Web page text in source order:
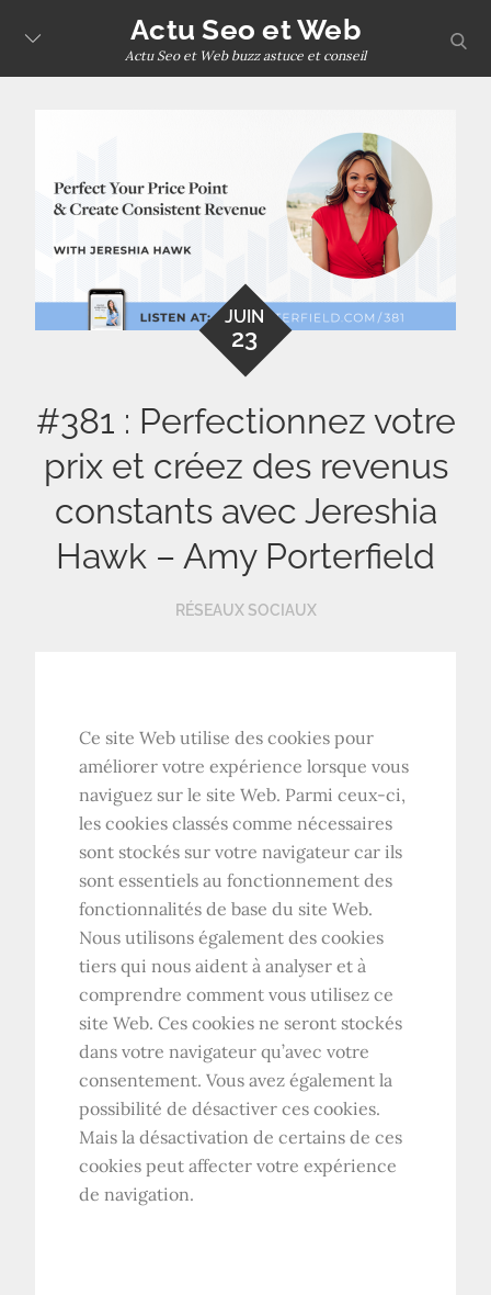
content
Actu Seo et Web
Actu Seo et Web buzz astuce et conseil
JUIN
23
#381 : Perfectionnez votre
prix et créez des revenus
constants avec Jereshia
Hawk – Amy Porterfield
RÉSEAUX SOCIAUX
Ce site Web utilise des cookies pour
améliorer votre expérience lorsque vous
naviguez sur le site Web. Parmi ceux-ci,
les cookies classés comme nécessaires
sont stockés sur votre navigateur car ils
sont essentiels au fonctionnement des
fonctionnalités de base du site Web.
Nous utilisons également des cookies
tiers qui nous aident à analyser et à
comprendre comment vous utilisez ce
site Web. Ces cookies ne seront stockés
dans votre navigateur qu’avec votre
consentement. Vous avez également la
possibilité de désactiver ces cookies.
Mais la désactivation de certains de ces
cookies peut affecter votre expérience
de navigation.